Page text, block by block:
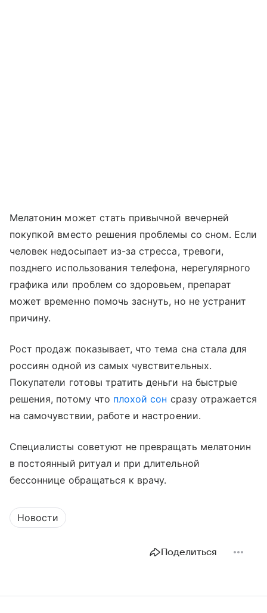
Мелатонин может стать привычной вечерней
покупкой вместо решения проблемы со сном. Если
человек недосыпает из-за стресса, тревоги,
позднего использования телефона, нерегулярного
графика или проблем со здоровьем, препарат
может временно помочь заснуть, но не устранит
причину.
Рост продаж показывает, что тема сна стала для
россиян одной из самых чувствительных.
Покупатели готовы тратить деньги на быстрые
решения, потому что плохой сон сразу отражается
на самочувствии, работе и настроении.
Специалисты советуют не превращать мелатонин
в постоянный ритуал и при длительной
бессоннице обращаться к врачу.
Новости
Поделиться